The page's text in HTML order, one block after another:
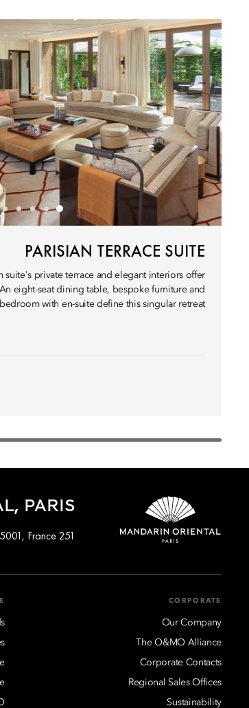
PARISIAN TERRACE SUITE
suite's private terrace and elegant interiors offer
eight-seat dining table, bespoke furniture and
with en-suite define this singular retreat.
PARIS
251 Rue Saint-Honoré, Paris, 75001, France
CORPORATE
Our Company
The O&MO Alliance
Corporate Contacts
Regional Sales Offices
Sustainability